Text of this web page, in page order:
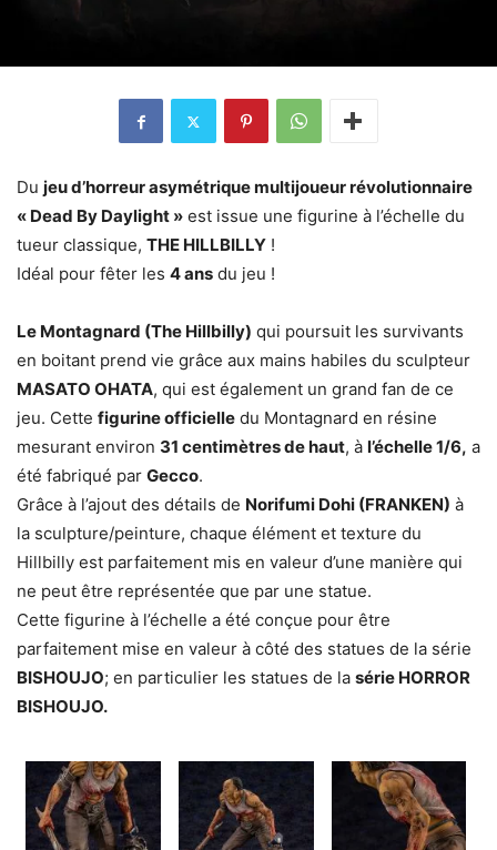
Du jeu d’horreur asymétrique multijoueur révolutionnaire
« Dead By Daylight » est issue une figurine à l’échelle du
tueur classique, THE HILLBILLY !
Idéal pour fêter les 4 ans du jeu !
Le Montagnard (The Hillbilly) qui poursuit les survivants
en boitant prend vie grâce aux mains habiles du sculpteur
MASATO OHATA, qui est également un grand fan de ce
jeu. Cette figurine officielle du Montagnard en résine
mesurant environ 31 centimètres de haut, à l’échelle 1/6, a
été fabriqué par Gecco.
Grâce à l’ajout des détails de Norifumi Dohi (FRANKEN) à
la sculpture/peinture, chaque élément et texture du
Hillbilly est parfaitement mis en valeur d’une manière qui
ne peut être représentée que par une statue.
Cette figurine à l’échelle a été conçue pour être
parfaitement mise en valeur à côté des statues de la série
BISHOUJO; en particulier les statues de la série HORROR
BISHOUJO.